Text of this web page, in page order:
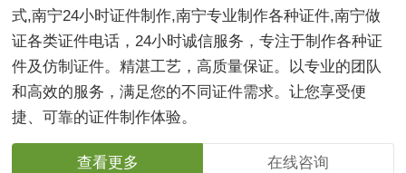
式,南宁24小时证件制作,南宁专业制作各种证件,南宁做
证各类证件电话，24小时诚信服务，专注于制作各种证
件及仿制证件。精湛工艺，高质量保证。以专业的团队
和高效的服务，满足您的不同证件需求。让您享受便
捷、可靠的证件制作体验。
查看更多 在线咨询